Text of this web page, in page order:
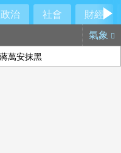
政治 社會
財經
氣象
萬安抹黑